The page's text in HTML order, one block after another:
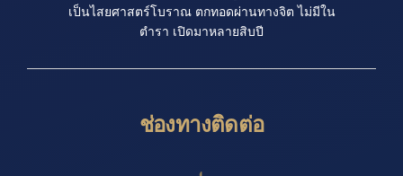
เป็นไสยศาสตร์โบราณ ตกทอดผ่านทางจิต ไม่มีใน
ตำรา เปิดมาหลายสิบปี
ช่องทางติดต่อ